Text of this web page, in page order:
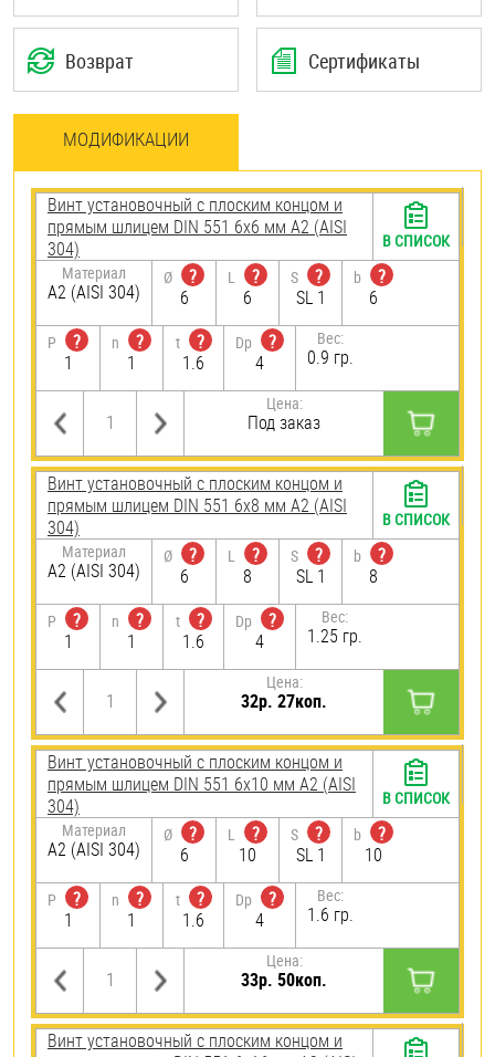
Возврат Сертификаты
МОДИФИКАЦИИ
Винт установочный с плоским концом и
прямым шлицем DIN 551 6х6 мм А2 (AISI
304)
Материал
А2 (AISI 304)
Ø
?
6
L
?
6
S
?
SL 1
b
?
6
P
?
1
n
?
1
t
?
1.6
Dp
?
4
Вес:
0.9 гр.
Цена:
Под заказ
В СПИСОК
Винт установочный с плоским концом и
прямым шлицем DIN 551 6х8 мм А2 (AISI
304)
Материал
А2 (AISI 304)
Ø
?
6
L
?
8
S
?
SL 1
b
?
8
P
?
1
n
?
1
t
?
1.6
Dp
?
4
Вес:
1.25 гр.
Цена:
32р. 27коп.
В СПИСОК
Винт установочный с плоским концом и
прямым шлицем DIN 551 6х10 мм А2 (AISI
304)
Материал
А2 (AISI 304)
Ø
?
6
L
?
10
S
?
SL 1
b
?
10
P
?
1
n
?
1
t
?
1.6
Dp
?
4
Вес:
1.6 гр.
Цена:
33р. 50коп.
В СПИСОК
Винт установочный с плоским концом и